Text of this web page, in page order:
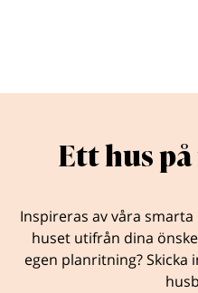
Ett hus
Inspireras av våra
huset utifrån dina
egen planritning? Skicka